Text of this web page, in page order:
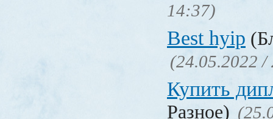
14:37)
Best hyip
(24.05.2022 /
Купить
Разное)